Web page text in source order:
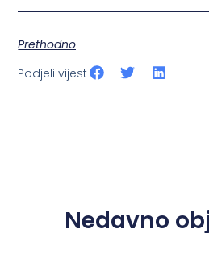
Prethodno
Podjeli vijest
Nedavno